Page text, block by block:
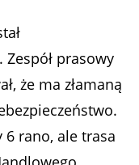
prasowy
że ma złamaną
6 rano, ale trasa